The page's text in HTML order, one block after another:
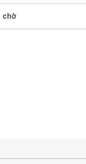
chờ